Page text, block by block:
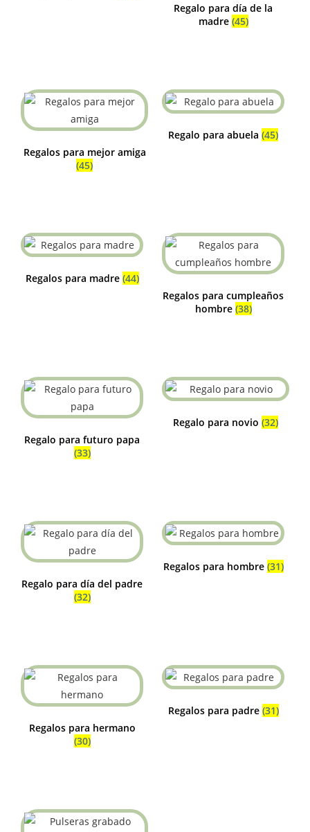
Regalo para día de la
madre (45)
Regalos para mejor amiga
(45)
Regalo para abuela (45)
Regalos para madre (44)
Regalos para cumpleaños
hombre (38)
Regalo para futuro papa
(33)
Regalo para novio (32)
Regalo para día del padre
(32)
Regalos para hombre (31)
Regalos para hermano
(30)
Regalos para padre (31)